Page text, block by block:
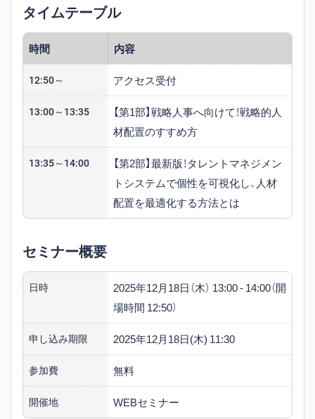
企業を中心に営業活動に従事。
タイムテーブル
時間 内容
12:50～ アクセス受付
13:00～13:35
【第1部】戦略人事へ向けて！戦略的人
材配置のすすめ方
13:35～14:00
【第2部】最新版！タレントマネジメン
トシステムで個性を可視化し、人材
配置を最適化する方法とは
セミナー概要
日時
2025年12月18日（木） 13:00 - 14:00（開
場時間 12:50）
申し込み期限 2025年12月18日(木) 11:30
参加費 無料
開催地 WEBセミナー